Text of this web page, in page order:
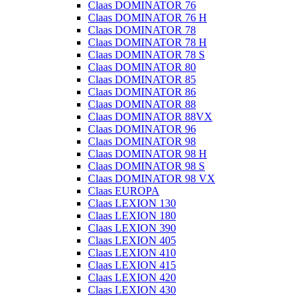
Claas DOMINATOR 76
Claas DOMINATOR 76 H
Claas DOMINATOR 78
Claas DOMINATOR 78 H
Claas DOMINATOR 78 S
Claas DOMINATOR 80
Claas DOMINATOR 85
Claas DOMINATOR 86
Claas DOMINATOR 88
Claas DOMINATOR 88VX
Claas DOMINATOR 96
Claas DOMINATOR 98
Claas DOMINATOR 98 H
Claas DOMINATOR 98 S
Claas DOMINATOR 98 VX
Claas EUROPA
Claas LEXION 130
Claas LEXION 180
Claas LEXION 390
Claas LEXION 405
Claas LEXION 410
Claas LEXION 415
Claas LEXION 420
Claas LEXION 430